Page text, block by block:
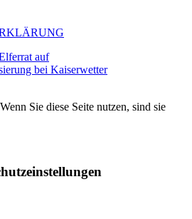
auf
bei Kaiserwetter
Sie diese Seite nutzen, sind sie